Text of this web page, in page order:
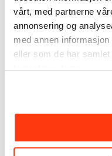
vårt, med partnerne
annonsering og
med annen
eller som de har
tjenestene deres.
Merom MUNCHs
Den digitale